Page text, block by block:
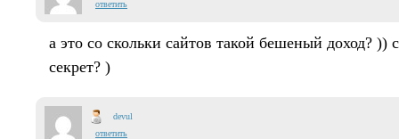
ответить
а это со скольки сайтов такой бешеный доход? ))
секрет? )
devul
ответить